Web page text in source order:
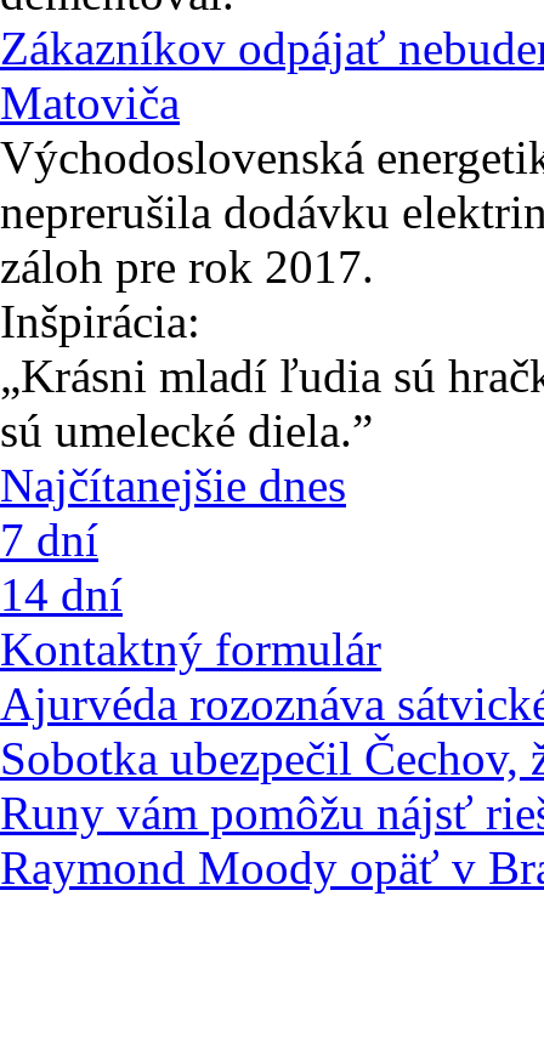
Zákazníkov odpájať
Matoviča
Východoslovenská
neprerušila dodávku
záloh pre rok 2017.
Inšpirácia:
„Krásni mladí ľudia sú
sú umelecké diela.”
Najčítanejšie dnes
7 dní
14 dní
Kontaktný formulár
Ajurvéda rozoznáva
Sobotka ubezpečil
Runy vám pomôžu nájsť
Raymond Moody opäť v